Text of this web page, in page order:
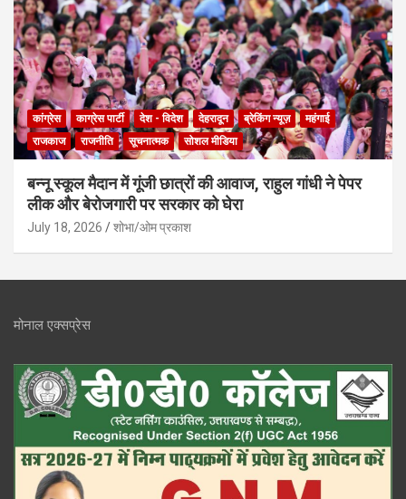
कांग्रेस काग्रेस पार्टी देश - विदेश देहरादून ब्रेकिंग न्यूज़
महंगाई
राजकाज
राजनीति सूचनात्मक सोशल मीडिया
बन्नू स्कूल मैदान में गूंजी छात्रों की आवाज, राहुल गांधी ने पेपर
लीक और बेरोजगारी पर सरकार को घेरा
July 18, 2026 शोभा/ओम प्रकाश
मोनाल एक्सप्रेस